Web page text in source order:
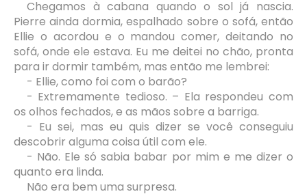
Chegamos à cabana quando o sol já nascia.
Pierre ainda dormia, espalhado sobre o sofá, então
Ellie o acordou e o mandou comer, deitando no
sofá, onde ele estava. Eu me deitei no chão, pronta
para ir dormir também, mas então me lembrei:
- Ellie, como foi com o barão?
- Extremamente tedioso. – Ela respondeu com
os olhos fechados, e as mãos sobre a barriga.
- Eu sei, mas eu quis dizer se você conseguiu
descobrir alguma coisa útil com ele.
- Não. Ele só sabia babar por mim e me dizer o
quanto era linda.
Não era bem uma surpresa.